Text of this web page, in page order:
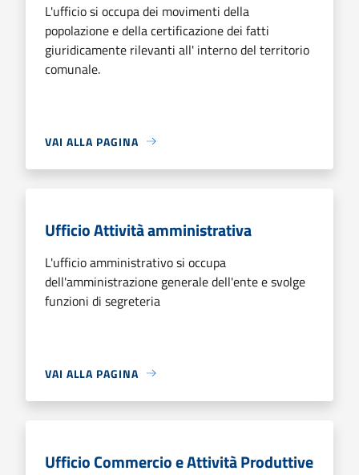
L'ufficio si occupa dei movimenti della
popolazione e della certificazione dei fatti
giuridicamente rilevanti all' interno del territorio
comunale.
VAI ALLA PAGINA
Ufficio Attività amministrativa
L'ufficio amministrativo si occupa
dell'amministrazione generale dell'ente e svolge
funzioni di segreteria
VAI ALLA PAGINA
Ufficio Commercio e Attività Produttive